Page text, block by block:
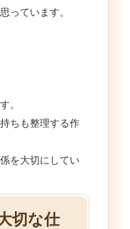
っています。
。
ちも整理する作
を大切にしてい
切な仕